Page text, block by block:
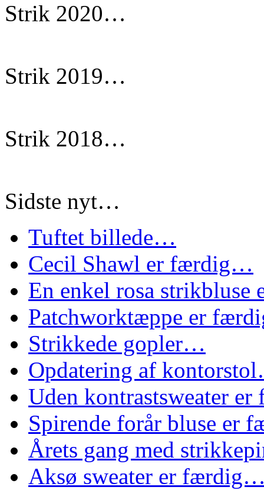
Strik 2020…
Strik 2019…
Strik 2018…
Sidste nyt…
Tuftet billede…
Cecil Shawl er færdig…
En enkel rosa
Patchworktæppe er
Strikkede gopler…
Opdatering af
Uden kontrastsweater
Spirende forår bluse er
Årets gang med
Aksø sweater er